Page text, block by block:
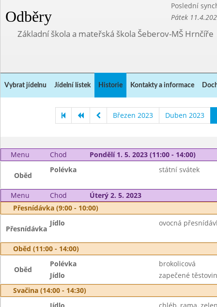
Odběry
Poslední
Pátek
Základní škola a mateřská škola Šeberov-MŠ Hrnčíře
Vybrat jídelnu Jídelní lístek Historie Kontakty a informace
Březen 2023 Duben 2023
Menu Chod Pondělí 1. 5. 2023 (11:00 - 14:00)
Oběd
Polévka státní svátek
Menu Chod
Úterý 2. 5. 2023
Přesnídávka (9:00 - 10:00)
Přesnídávka
Jídlo ovocná
Oběd (11:00 - 14:00)
Oběd
Polévka
brokolicová
Jídlo
zapečené
Svačina (14:00 - 14:30)